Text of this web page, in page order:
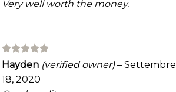
Very well worth the money.
Rated5
out of 5
Hayden (verified owner) – Settembre
18, 2020